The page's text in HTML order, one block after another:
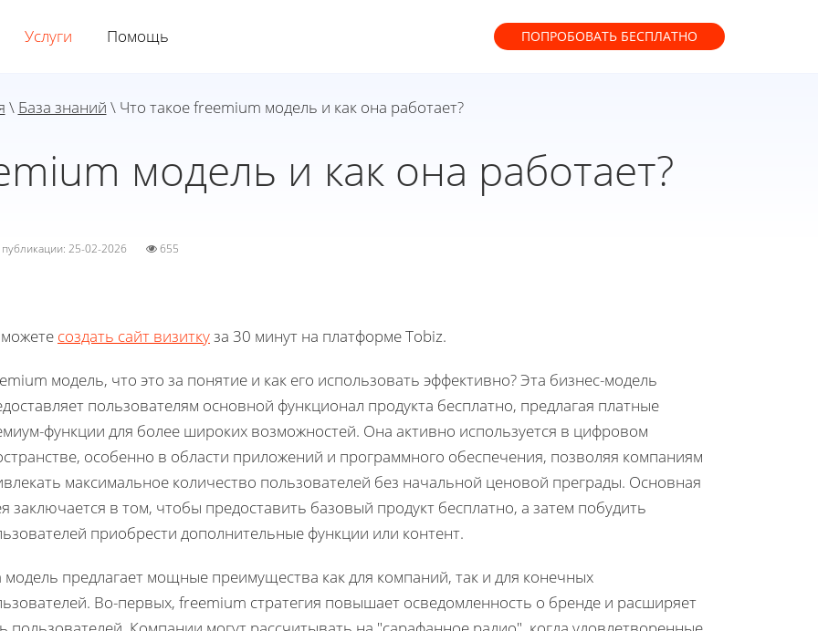
Услуги Помощь ПОПРОБОВАТЬ БЕСПЛАТНО
\ База знаний \ Что такое freemium модель и как она работает?
модель и как она работает?
публикации: 25-02-2026 655
создать сайт визиткуза 30 минут на платформе Tobiz.
модель, что это за понятие и как его использовать эффективно? Эта бизнес-модель
пользователям основной функционал продукта бесплатно, предлагая платные
функции для более широких возможностей. Она активно используется в цифровом
особенно в области приложений и программного обеспечения, позволяя компаниям
максимальное количество пользователей без начальной ценовой преграды. Основная
заключается в том, чтобы предоставить базовый продукт бесплатно, а затем побудить
приобрести дополнительные функции или контент.
модель предлагает мощные преимущества как для компаний, так и для конечных
Во-первых, freemium стратегия повышает осведомленность о бренде и расширяет